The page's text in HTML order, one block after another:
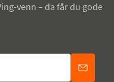
venn – da får du gode